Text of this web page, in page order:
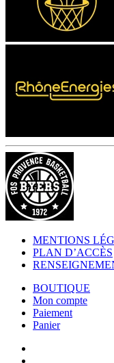
MENTIONS
PLAN D’ACCÈS
BOUTIQUE
Mon compte
Paiement
Panier